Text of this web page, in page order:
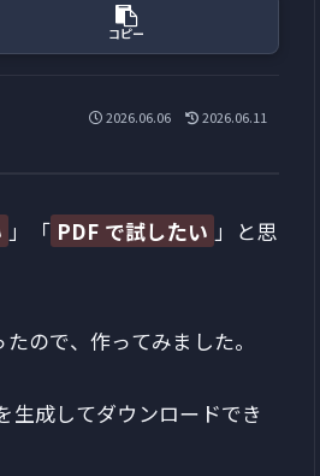
コピー
2026.06.06 2026.06.11
」「 PDF で試したい 」と思
ので、作ってみました。
生成してダウンロードでき